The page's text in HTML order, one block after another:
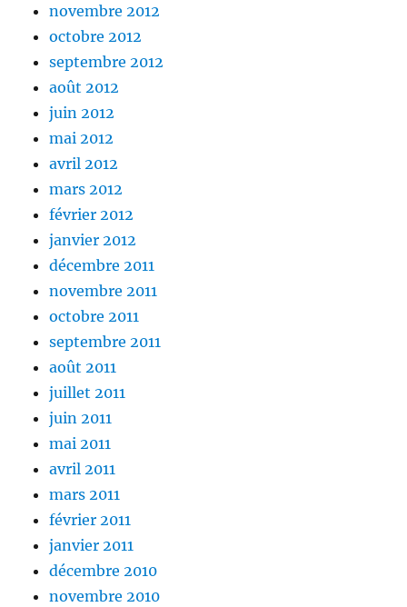
novembre 2012
octobre 2012
septembre 2012
août 2012
juin 2012
mai 2012
avril 2012
mars 2012
février 2012
janvier 2012
décembre 2011
novembre 2011
octobre 2011
septembre 2011
août 2011
juillet 2011
juin 2011
mai 2011
avril 2011
mars 2011
février 2011
janvier 2011
décembre 2010
novembre 2010